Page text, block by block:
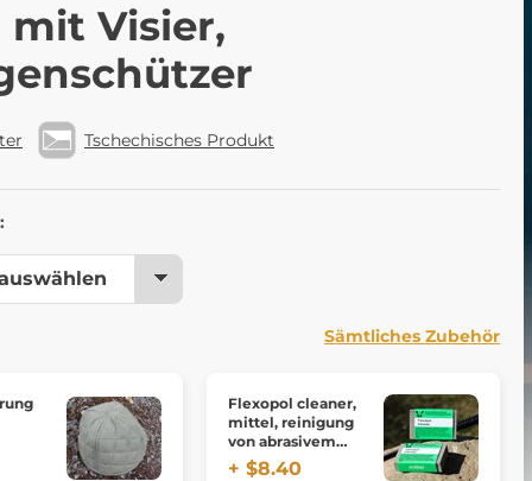
mit Visier,
Tschechisches Produkt
Sämtliches Zubehör
Flexopol cleaner,
mittel, reinigung
von abrasivem
gummi - mittel
+ $8.40